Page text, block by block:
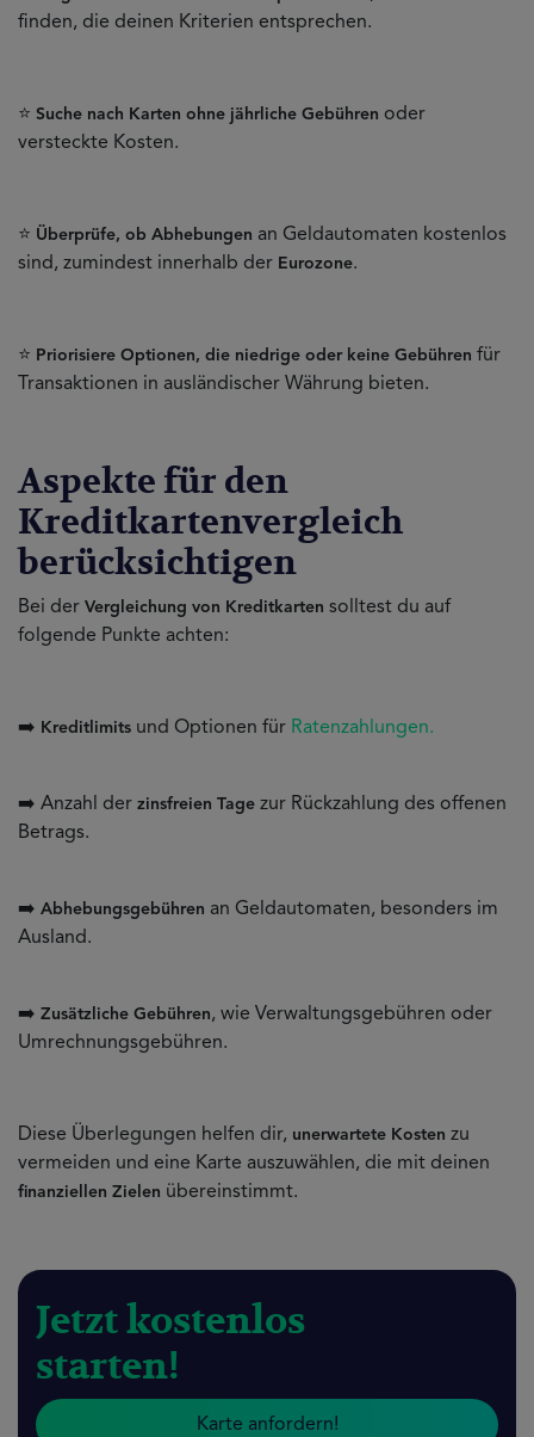
finden, die deinen Kriterien entsprechen.
⭐ Suche nach Karten ohne jährliche Gebühren oder
versteckte Kosten.
⭐ Überprüfe, ob Abhebungen an Geldautomaten kostenlos
sind, zumindest innerhalb der Eurozone.
⭐ Priorisiere Optionen, die niedrige oder keine Gebühren für
Transaktionen in ausländischer Währung bieten.
Aspekte für den
Kreditkartenvergleich
berücksichtigen
Bei der Vergleichung von Kreditkarten solltest du auf
folgende Punkte achten:
➡️ Kreditlimits und Optionen für Ratenzahlungen.
➡️ Anzahl der zinsfreien Tage zur Rückzahlung des offenen
Betrags.
➡️ Abhebungsgebühren an Geldautomaten, besonders im
Ausland.
➡️ Zusätzliche Gebühren, wie Verwaltungsgebühren oder
Umrechnungsgebühren.
Diese Überlegungen helfen dir, unerwartete Kosten zu
vermeiden und eine Karte auszuwählen, die mit deinen
finanziellen Zielen übereinstimmt.
Jetzt kostenlos
starten!
Karte anfordern!